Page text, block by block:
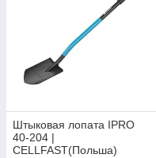
Штыковая лопата IPRO
40-204 |
CELLFAST(Польша)